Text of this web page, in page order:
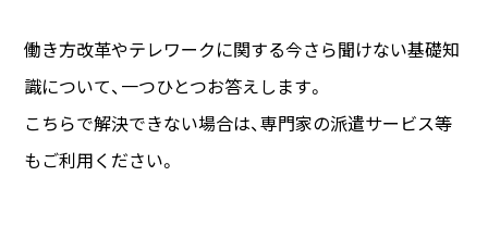
働き方改革やテレワークに関する今さら聞けない基礎知
識について、一つひとつお答えします。
こちらで解決できない場合は、専門家の派遣サービス等
もご利用ください。